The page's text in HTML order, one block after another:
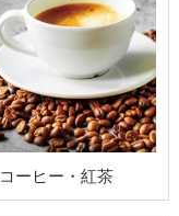
コーヒー・紅茶